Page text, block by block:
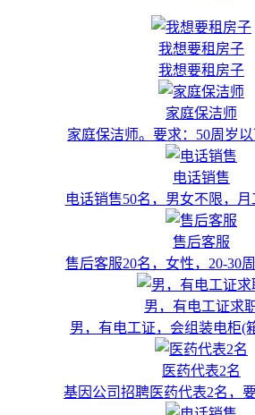
我想要租房子
我想要租房子
家庭保洁师
家庭保洁师。要求：50周岁
电话销售
电话销售50名，男女不限，月
售后客服
售后客服20名，女性，20-30
男，有电工证求
男，有电工证，会组装电柜(
医药代表2名
基因公司招聘医药代表2名，